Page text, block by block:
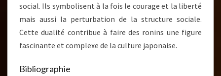
social. Ils symbolisent à la fois le courage et la liberté
mais aussi la perturbation de la structure sociale.
Cette dualité contribue à faire des ronins une figure
fascinante et complexe de la culture japonaise.
Bibliographie